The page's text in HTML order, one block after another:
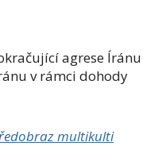
agrese Íránu
v rámci dohody
multikulti